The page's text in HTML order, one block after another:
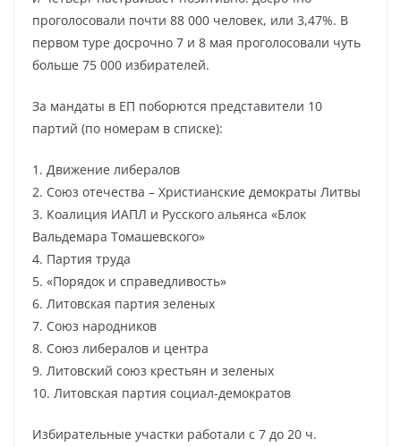
проголосовали почти 88 000 человек, или 3,47%. В
первом туре досрочно 7 и 8 мая проголосовали чуть
больше 75 000 избирателей.
За мандаты в ЕП поборются представители 10
партий (по номерам в списке):
1. Движение либералов
2. Союз отечества – Христианские демократы Литвы
3. Коалиция ИАПЛ и Русского альянса «Блок
Вальдемара Томашевского»
4. Партия труда
5. «Порядок и справедливость»
6. Литовская партия зеленых
7. Союз народников
8. Союз либералов и центра
9. Литовский союз крестьян и зеленых
10. Литовская партия социал-демократов
Избирательные участки работали с 7 до 20 ч.